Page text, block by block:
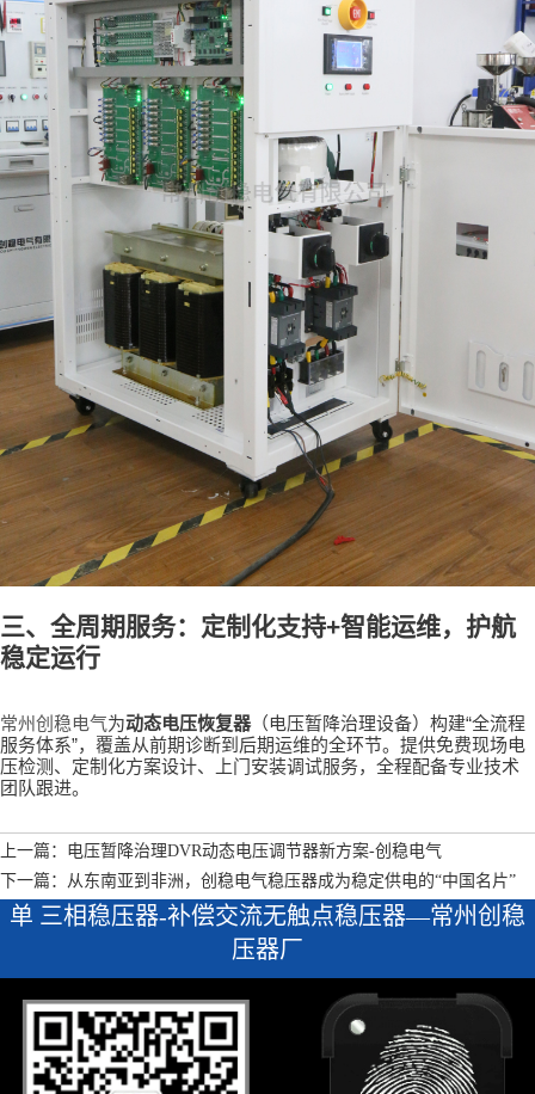
三、全周期服务：定制化支持+智能运维，护航
稳定运行
常州创稳电气为动态电压恢复器（电压暂降治理设备）构建“全流程
服务体系”，覆盖从前期诊断到后期运维的全环节。提供免费现场电
压检测、定制化方案设计、上门安装调试服务，全程配备专业技术
团队跟进。
上一篇：电压暂降治理DVR动态电压调节器新方案-创稳电气
下一篇：从东南亚到非洲，创稳电气稳压器成为稳定供电的“中国名片”
单 三相稳压器-补偿交流无触点稳压器—常州创稳
压器厂